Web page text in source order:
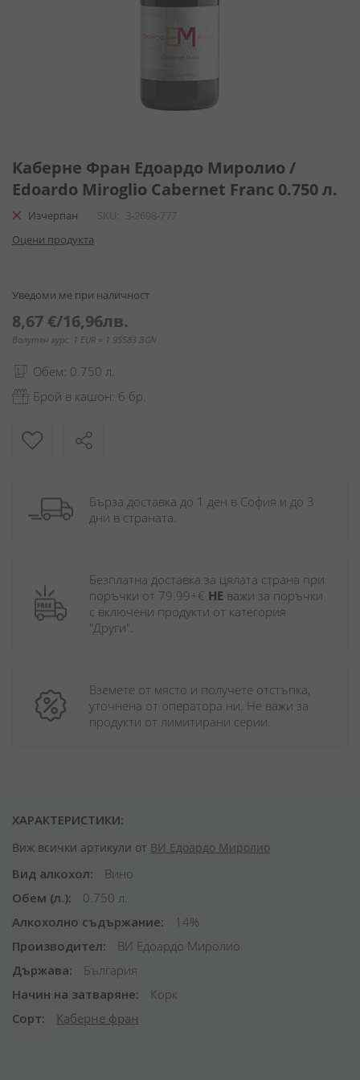
към
началото
на
галерия
снимки
Каберне Фран Едоардо Миролио /
Edoardo Miroglio Cabernet Franc 0.750 л.
Изчерпан SKU
3-2698-777
Оцени продукта
Уведоми ме при наличност
8,67 €/16,96лв.
Валутен курс: 1 EUR = 1.95583 BGN
Обем: 0.750 л.
Брой в кашон: 6 бр.
Бърза доставка до 1 ден в София и до 3
дни в страната.
Безплатна доставка за цялата страна при
поръчки от 79.99+€ НЕ важи за поръчки
с включени продукти от категория
"Други".
Вземете от място и получете отстъпка,
уточнена от оператора ни. Не важи за
продукти от лимитирани серии.
ХАРАКТЕРИСТИКИ:
Виж всички артикули от ВИ Едоардо Миролио
Вид алкохол
Вино
Обем (л.)
0.750 л.
Алкохолно съдържание
14%
Производител
ВИ Едоардо Миролио
Държава
България
Начин на затваряне
Корк
Сорт
Каберне фран